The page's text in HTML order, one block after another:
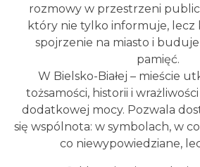
rozmowy w przestrzeni
który nie tylko informuje, lecz
spojrzenie na miasto i
pamięć.
W Bielsko-Białej – mieście
tożsamości, historii i
dodatkowej mocy. Pozwala
się wspólnota: w symbolach, w
co niewypowiedziane,